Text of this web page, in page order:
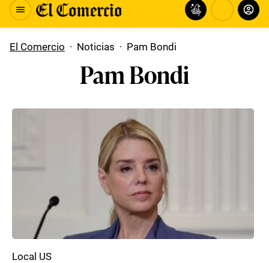
El Comercio · Noticias · Pam Bondi
Pam Bondi
Local US